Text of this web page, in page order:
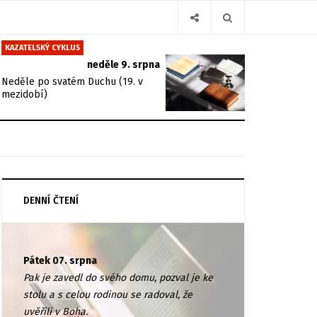
KAZATELSKÝ CYKLUS
neděle 9. srpna
Neděle po svatém Duchu (19. v
mezidobí)
DENNÍ ČTENÍ
Pátek 07. srpna
Pak je zavedl do svého domu, pozval je ke
stolu a s celou rodinou se radoval, že
uvěřili v Boha.